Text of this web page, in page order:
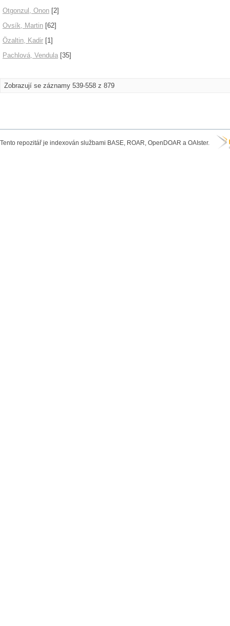
Otgonzul, Onon [2]
Ovsík, Martin [62]
Özaltin, Kadir [1]
Pachlová, Vendula [35]
Zobrazují se záznamy 539-558 z 879
Tento repozitář je indexován službami BASE, ROAR, OpenDOAR a OAIster.